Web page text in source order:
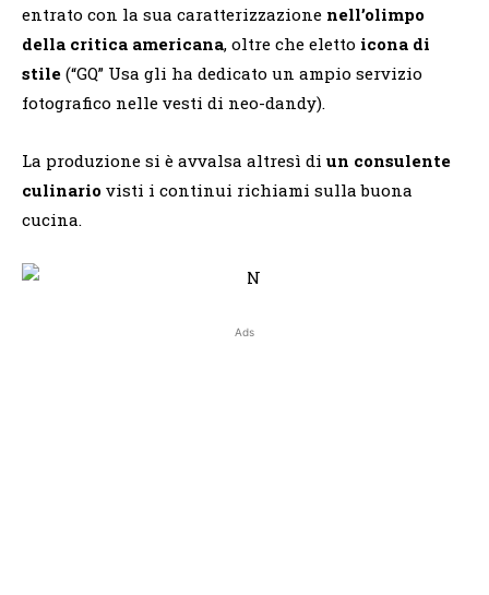
entrato con la sua caratterizzazione nell’olimpo
della critica americana, oltre che eletto icona di
stile (“GQ” Usa gli ha dedicato un ampio servizio
fotografico nelle vesti di neo-dandy).
La produzione si è avvalsa altresì di un consulente
culinario visti i continui richiami sulla buona
cucina.
Ads